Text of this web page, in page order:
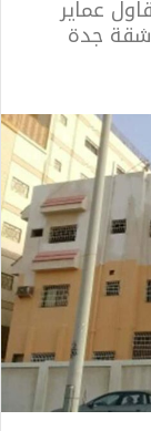
عماير
جدة